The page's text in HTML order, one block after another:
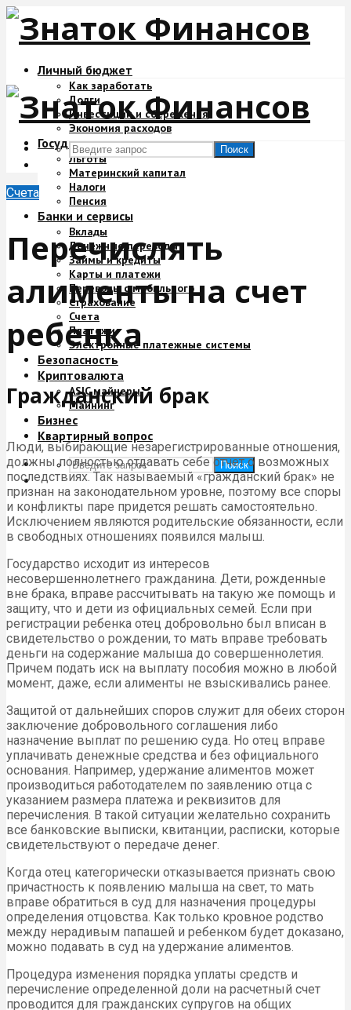
Личный бюджет
Как заработать
Долги
Инвестиции и сбережения
Экономия расходов
Государство и деньги
Льготы
Материнский капитал
Налоги
Пенсия
Банки и сервисы
Вклады
Денежные переводы
Займы и кредиты
Карты и платежи
Переводы с мобильного
Страхование
Счета
Платежи
Электронные платежные системы
Безопасность
Криптовалюта
ASIC майнеры
Майнинг
Бизнес
Квартирный вопрос
Поиск
Поиск
Счета
Перечислять
алименты на счет
ребенка
Гражданский брак
Люди, выбирающие незарегистрированные отношения,
должны полностью отдавать себе отчет о возможных
последствиях. Так называемый «гражданский брак» не
признан на законодательном уровне, поэтому все споры
и конфликты паре придется решать самостоятельно.
Исключением являются родительские обязанности, если
в свободных отношениях появился малыш.
Государство исходит из интересов
несовершеннолетнего гражданина. Дети, рожденные
вне брака, вправе рассчитывать на такую же помощь и
защиту, что и дети из официальных семей. Если при
регистрации ребенка отец добровольно был вписан в
свидетельство о рождении, то мать вправе требовать
деньги на содержание малыша до совершеннолетия.
Причем подать иск на выплату пособия можно в любой
момент, даже, если алименты не взыскивались ранее.
Защитой от дальнейших споров служит для обеих сторон
заключение добровольного соглашения либо
назначение выплат по решению суда. Но отец вправе
уплачивать денежные средства и без официального
основания. Например, удержание алиментов может
производиться работодателем по заявлению отца с
указанием размера платежа и реквизитов для
перечисления. В такой ситуации желательно сохранить
все банковские выписки, квитанции, расписки, которые
свидетельствуют о передаче денег.
Когда отец категорически отказывается признать свою
причастность к появлению малыша на свет, то мать
вправе обратиться в суд для назначения процедуры
определения отцовства. Как только кровное родство
между нерадивым папашей и ребенком будет доказано,
можно подавать в суд на удержание алиментов.
Процедура изменения порядка уплаты средств и
перечисление определенной доли на расчетный счет
проводится для гражданских супругов на общих